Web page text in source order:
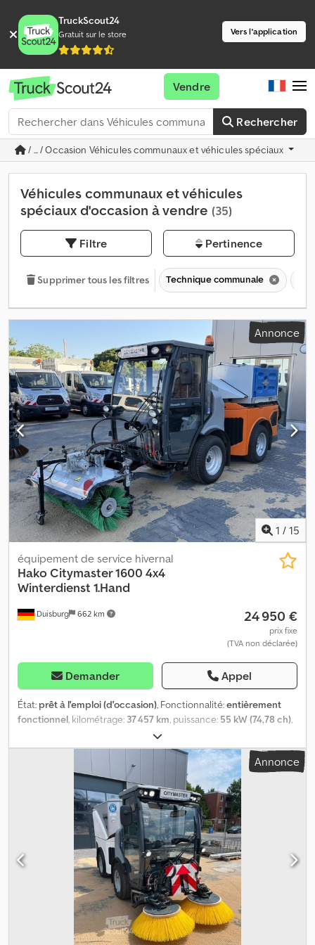
TruckScout24
Gratuit sur le store Vers l'application
Rechercher
Vendre
/ ... / Occasion Véhicules communaux et véhicules spéciaux
Véhicules communaux et véhicules
spéciaux d'occasion à vendre (35)
Filtre Pertinence
Supprimer tous les filtres Technique communale
Annonce
1 / 15
Duisburg 662 km
équipement de service hivernal
HakoCitymaster 1600 4x4
Winterdienst 1.Hand
24 950 €
prix fixe
(TVA non déclarée)
Demander Appel
État: prêt à l'emploi (d'occasion), Fonctionnalité:entièrement
fonctionnel, kilométrage: 37 457 km, puissance: 55 kW (74,78 ch),
09/2016
carburant:diesel, couleur:orange, configuration d'essieux:4x4,
1 950 kg , prochaine inspection (TÜV): 02/2027,
diesel, empattement: 1 600 mm
, cabine conducteur:
, type d'engrenage:hydrostatique, classe d'émission:
heures de fonctionnement:4 738 h, Équipement:climatisation,
filtre à particules, hydraulique, transmission intégrale
Citymaster 1600, véhicule pour services hivernaux Provenance :
premier propriétaire, ancien véhicule municipal/administratif
Grande révision moteur avec remplacement de la courroie de
distribution, de la pompe à eau, de l'huile, du filtre à huile et du
filtre à carburant, effectuée à 37 454 km en 08/2026 2 584 heures
hydrauliques 4 738 heures de fonctionnement totales 37 457
kilomètres Inclus : balai frontal Kif, type CM 1600, largeur 1 300 mm,
année de fabrication 2019 (état neuf, n'a jamais vu de neige)
Annonce